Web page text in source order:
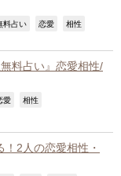
料占い 恋愛 相性
料占い』恋愛相性/
愛 相性
2人の恋愛相性・